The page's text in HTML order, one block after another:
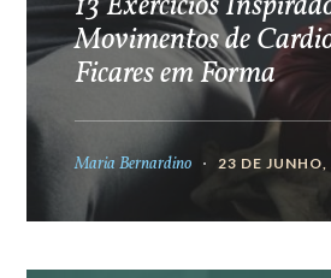
Movimentos de
Ficares em Forma
Maria Bernardino 23 DE